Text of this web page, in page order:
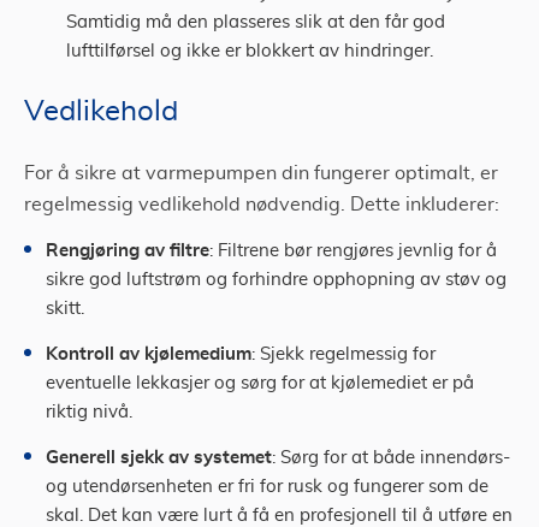
Samtidig må den plasseres slik at den får god
lufttilførsel og ikke er blokkert av hindringer​.
Vedlikehold
For å sikre at varmepumpen din fungerer optimalt, er
regelmessig vedlikehold nødvendig. Dette inkluderer:
Rengjøring av filtre: Filtrene bør rengjøres jevnlig for å
sikre god luftstrøm og forhindre opphopning av støv og
skitt.
Kontroll av kjølemedium: Sjekk regelmessig for
eventuelle lekkasjer og sørg for at kjølemediet er på
riktig nivå.
Generell sjekk av systemet: Sørg for at både innendørs-
og utendørsenheten er fri for rusk og fungerer som de
skal. Det kan være lurt å få en profesjonell til å utføre en